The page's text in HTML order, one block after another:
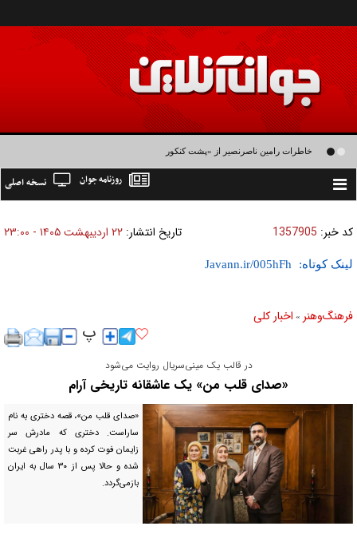
خاطرات رامین ناصرنصیر از «پشت‌ کنکوری‌ها» و رضا داوودنژاد: رضا کودک درون فعالی
Toggle
نسخه اصلی روزنامه جوان
کد خبر: 1357905 تاریخ انتشار: ۲۲ ارديبهشت ۱۴۰۵ - ۲۳:۰۰
لینک کوتاه:
فرهنگ‌و‌هنر » اخبار كلی
در قالب یک مینی‌سریال روایت می‌شود
«صدای قلب من» یک عاشقانه تاریخی آرام
«صدای قلب من»، قصه دختری به نام
ساراست. دختری که مادرش سر
زایمان فوت کرده و با پدر راهی غربت
شده و حالا پس از ۳۰ سال به ایران
بازمی‌گردد.